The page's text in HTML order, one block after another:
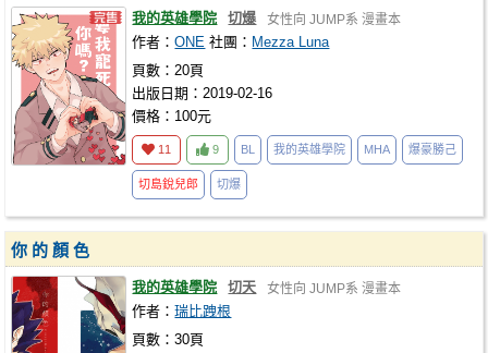
我的英雄學院 切爆 女性向 JUMP系 漫畫本
作者：ONE 社團： Mezza Luna
頁數：20頁
出版日期：2019-02-16
價格：100元
11 9 BL 我的英雄學院 MHA 爆豪勝己
切島銳兒郎 切爆
你 的 顏 色
我的英雄學院 切天 女性向 JUMP系 漫畫本
作者：瑞比跩根
頁數：30頁